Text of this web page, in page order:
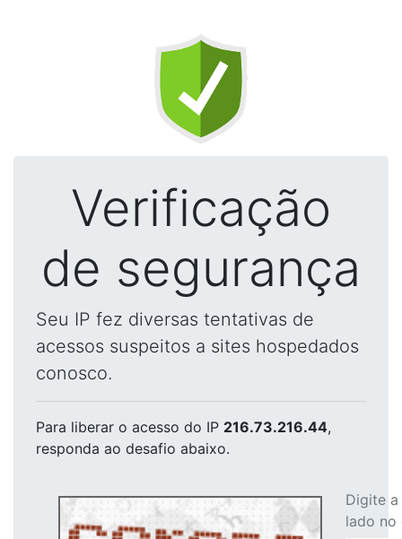
Verificação
de segurança
Seu IP fez diversas tentativas de
acessos suspeitos a sites hospedados
conosco.
Para liberar o acesso do IP 216.73.216.44,
responda ao desafio abaixo.
Digite
lado no